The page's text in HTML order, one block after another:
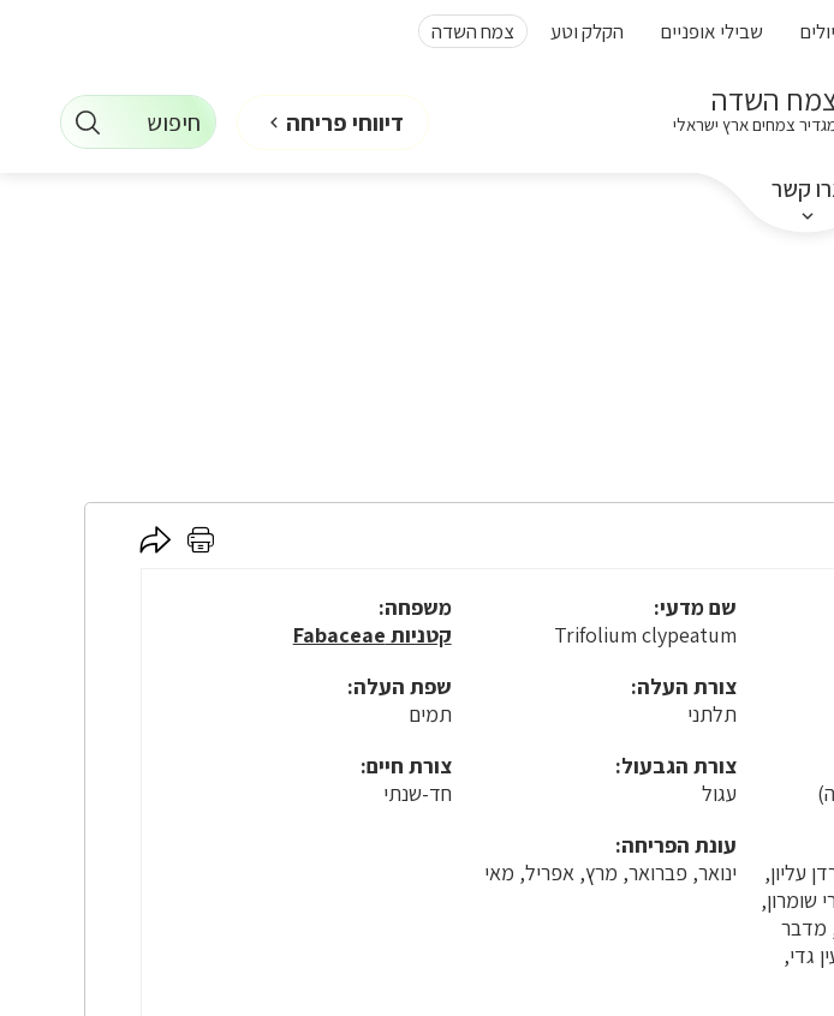
שבילי אופניים הקלק וטע צמח השדה
השדה
צמחים ארץ ישראלי
קשר
דיווחי פריחה חיפוש
לחץ
לחץ
שם מדעי:
Trifolium clypeatum
משפחה:
קטניות Fabaceae
צורת העלה:
תלתני
שפת העלה:
תמים
צורת הגבעול:
עגול
צורת חיים:
חד-שנתי
עליון,
שומרון,
מדבר
גדי,
עונת הפריחה:
ינואר, פברואר, מרץ, אפריל, מאי